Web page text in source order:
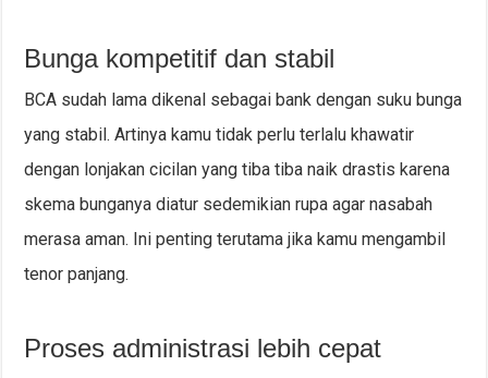
Bunga kompetitif dan stabil
BCA sudah lama dikenal sebagai bank dengan suku bunga
yang stabil. Artinya kamu tidak perlu terlalu khawatir
dengan lonjakan cicilan yang tiba tiba naik drastis karena
skema bunganya diatur sedemikian rupa agar nasabah
merasa aman. Ini penting terutama jika kamu mengambil
tenor panjang.
Proses administrasi lebih cepat